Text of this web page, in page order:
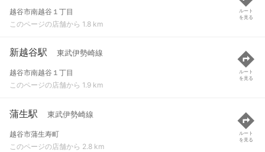
越谷市南越谷１丁目
このページの店舗から 1.8 km
ルート
を見る
新越谷駅 東武伊勢崎線
越谷市南越谷１丁目
このページの店舗から 1.9 km
ルート
を見る
蒲生駅 東武伊勢崎線
越谷市蒲生寿町
このページの店舗から 2.8 km
ルート
を見る